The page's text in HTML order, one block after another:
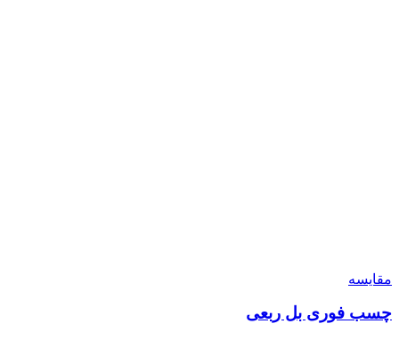
مقایسه
چسب فوری بل ربعی